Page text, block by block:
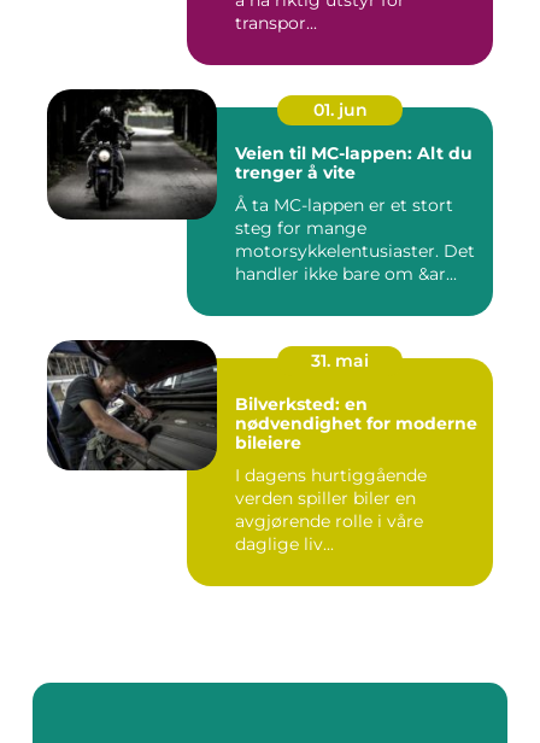
transpor...
01. jun
Veien til MC-lappen: Alt du
trenger å vite
Å ta MC-lappen er et stort
steg for mange
motorsykkelentusiaster. Det
handler ikke bare om &ar...
31. mai
Bilverksted: en
nødvendighet for moderne
bileiere
I dagens hurtiggående
verden spiller biler en
avgjørende rolle i våre
daglige liv...